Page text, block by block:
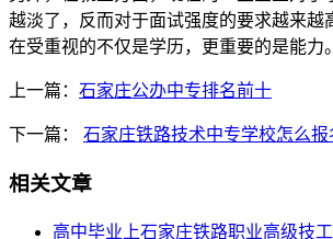
越淡了，反而对于面试强度的要求越来越
在受重视的不仅是学历，更重要的是能力。
上一篇： 石家庄公办中专排名前十
下一篇： 石家庄铁路技术中专学校怎么报
相关文章
高中毕业上石家庄铁路职业高级技